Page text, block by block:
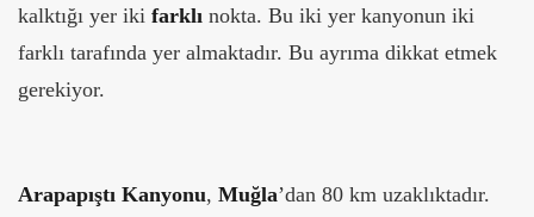
kalktığı yer iki farklı nokta. Bu iki yer kanyonun iki
farklı tarafında yer almaktadır. Bu ayrıma dikkat etmek
gerekiyor.
Arapapıştı Kanyonu, Muğla’dan 80 km uzaklıktadır.